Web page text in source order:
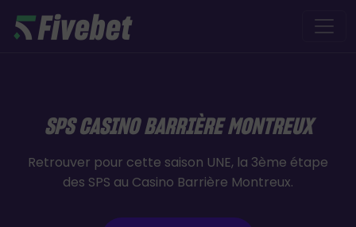
SPS CASINO BARRIÈRE MONTREUX
Retrouver pour cette saison UNE, la 3ème étape
des SPS au Casino Barrière Montreux.